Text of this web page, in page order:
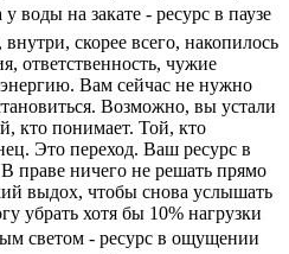
воды на закате - ресурс в паузе
скорее всего, накопилось
ответственность, чужие
Вам сейчас не нужно
Возможно, вы устали
кто понимает. Той, кто
Это переход. Ваш ресурс в
праве ничего не решать прямо
выдох, чтобы снова услышать
убрать хотя бы 10% нагрузки
светом - ресурс в ощущении